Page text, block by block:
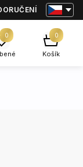
0 0
Košík